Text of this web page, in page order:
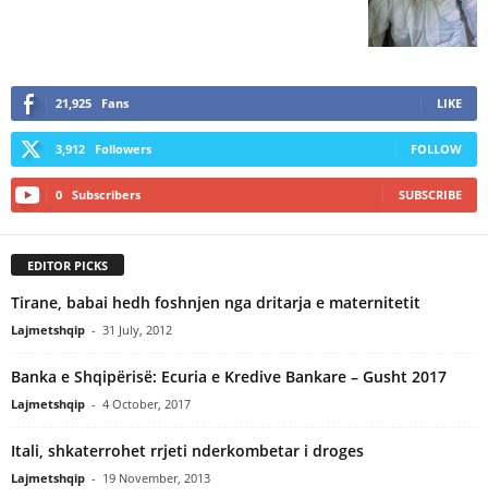
21,925 Fans LIKE
3,912 Followers FOLLOW
0 Subscribers SUBSCRIBE
EDITOR PICKS
Tirane, babai hedh foshnjen nga dritarja e maternitetit
Lajmetshqip - 31 July, 2012
Banka e Shqipërisë: Ecuria e Kredive Bankare – Gusht 2017
Lajmetshqip - 4 October, 2017
Itali, shkaterrohet rrjeti nderkombetar i droges
Lajmetshqip - 19 November, 2013